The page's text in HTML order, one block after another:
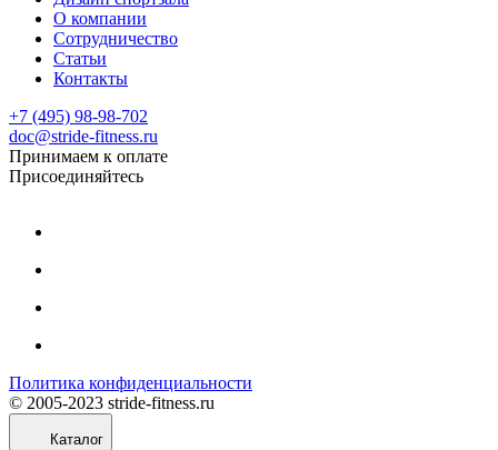
О компании
Сотрудничество
Статьи
Контакты
+7 (495) 98-98-702
doc@stride-fitness.ru
Принимаем к оплате
Присоединяйтесь
Политика конфиденциальности
© 2005-2023 stride-fitness.ru
Каталог